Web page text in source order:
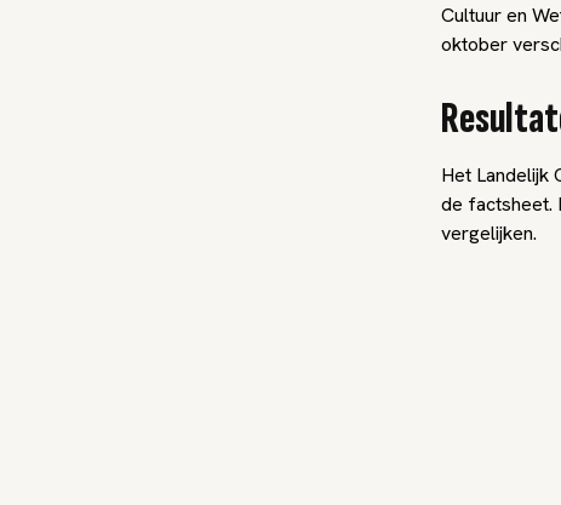
Cultuur en
oktober
Het Landelijk
de factsheet.
vergelijken.